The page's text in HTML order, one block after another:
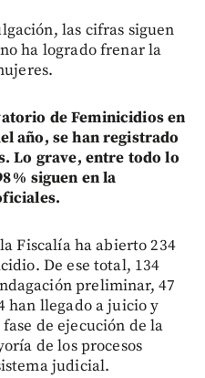
las cifras siguen
ha logrado frenar la
de Feminicidios en
año, se han registrado
Lo grave, entre todo lo
% siguen en la
Fiscalía ha abierto 234
De ese total, 134
preliminar, 47
han llegado a juicio y
de ejecución de la
de los procesos
judicial.